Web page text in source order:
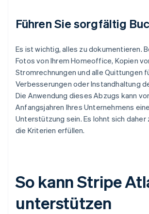
Führen Sie sorgfältig
Es ist wichtig, alles zu dokumentieren.
Fotos von Ihrem Homeoffice, Kopien
Stromrechnungen und alle Quittungen
Verbesserungen oder Instandhaltung
Die Anwendung dieses Abzugs kann
Anfangsjahren Ihres Unternehmens
Unterstützung sein. Es lohnt sich daher
die Kriterien erfüllen.
So kann Stripe
unterstützen